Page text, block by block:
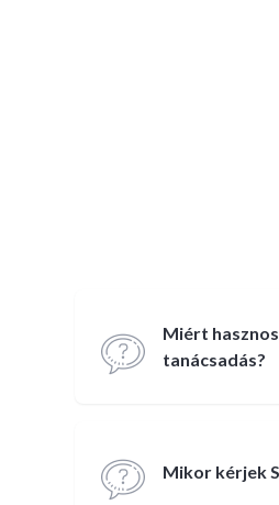
Miért
tanácsadás?
Mikor kérjek